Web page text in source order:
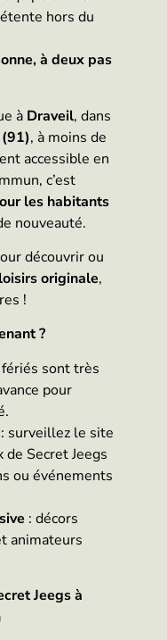
hors du
à deux pas
à Draveil, dans
(91), à moins de
accessible en
c’est
les habitants
nouveauté.
découvrir ou
originale,
!
?
sont très
pour
: surveillez le site
Secret Jeegs
ou événements
: décors
animateurs
Jeegs à